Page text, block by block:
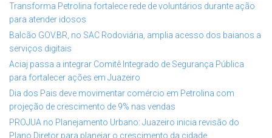
Transforma Petrolina fortalece rede de voluntários durante ação
para atender idosos
Balcão GOV.BR, no SAC Rodoviária, amplia acesso dos baianos a
serviços digitais
Aciaj passa a integrar Comitê Integrado de Segurança Pública
para fortalecer ações em Juazeiro
Dia dos Pais deve movimentar comércio em Petrolina com
projeção de crescimento de 9% nas vendas
PROJUA no Planejamento Urbano: Juazeiro inicia revisão do
Plano Diretor para planejar o crescimento da cidade